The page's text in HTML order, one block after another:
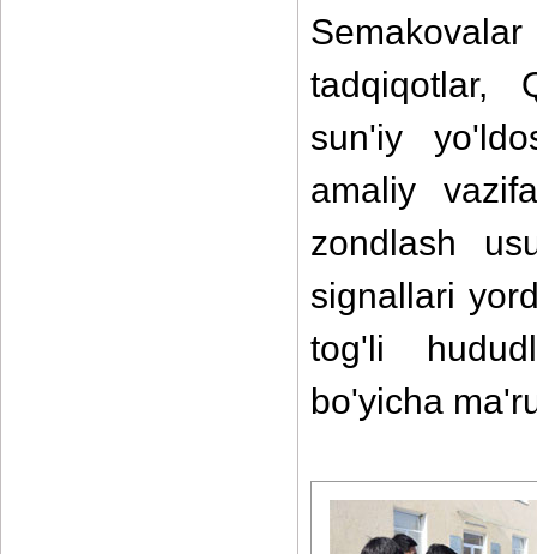
tadqiqotlar,
sun'iy
amaliy
zondlash
signallari
tog'li
bo'yicha